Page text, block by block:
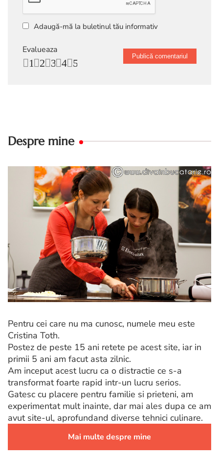
Adaugă-mă la buletinul tău informativ
Evalueaza
5
4
3
2
1
Despre mine
Pentru cei care nu ma cunosc, numele meu este
Cristina Toth.
Postez de peste 15 ani retete pe acest site, iar in
primii 5 ani am facut asta zilnic.
Am inceput acest lucru ca o distractie ce s-a
transformat foarte rapid intr-un lucru serios.
Gatesc cu placere pentru familie si prieteni, am
experimentat mult inainte, dar mai ales dupa ce am
avut site-ul, aprofundand diverse tehnici culinare.
Mai multe despre mine